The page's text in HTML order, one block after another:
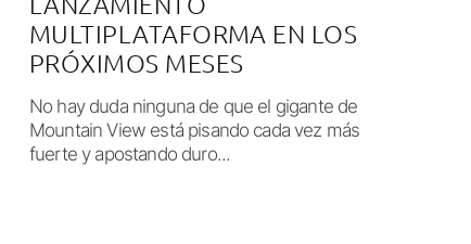
MULTIPLATAFORMA EN LOS
PRÓXIMOS MESES
No hay duda ninguna de que el gigante de
Mountain View está pisando cada vez más
fuerte y apostando duro...